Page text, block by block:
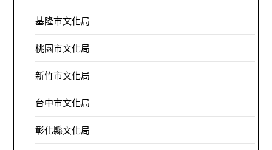
基隆市文化局
桃園市文化局
新竹市文化局
台中市文化局
彰化縣文化局